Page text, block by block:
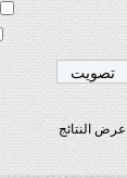
عرض النتائج